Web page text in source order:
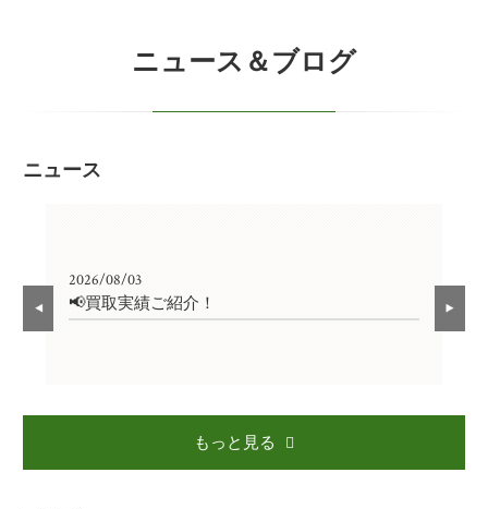
ニュース＆ブログ
ニュース
2026/08/03
📢買取実績ご紹介！
もっと見る